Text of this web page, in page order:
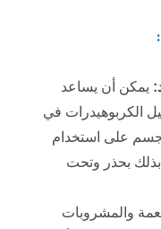
يمكن أن يساعد
الكربوهيدرات في
على استخدام
بحذر وتحت
والمشروبات